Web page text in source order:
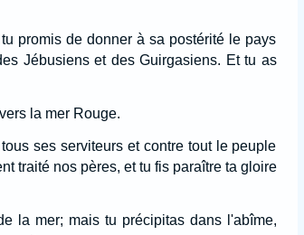
promis de donner à sa postérité le pays
Jébusiens et des Guirgasiens. Et tu as
la mer Rouge.
ses serviteurs et contre tout le peuple
traité nos pères, et tu fis paraître ta gloire
la mer; mais tu précipitas dans l'abîme,